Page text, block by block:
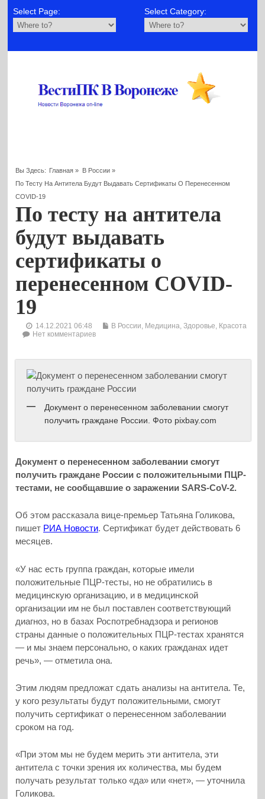
Select Page: Select Category:
Вы Здесь: Главная » В России»
По Тесту На Антитела Будут Выдавать Сертификаты О Перенесенном
COVID-19
По тесту на антитела
будут выдавать
сертификаты о
перенесенном COVID-
19
14.12.2021 06:48 В России Медицина, Здоровье, Красота
Нет комментариев
Документ о перенесенном заболевании смогут
получить граждане России. Фото pixbay.com
Документ о перенесенном заболевании смогут
получить граждане России с положительными ПЦР-
тестами, не сообщавшие о заражении SARS-CoV-2.
Об этом рассказала вице-премьер Татьяна Голикова,
пишет РИА Новости. Сертификат будет действовать 6
месяцев.
«У нас есть группа граждан, которые имели
положительные ПЦР-тесты, но не обратились в
медицинскую организацию, и в медицинской
организации им не был поставлен соответствующий
диагноз, но в базах Роспотребнадзора и регионов
страны данные о положительных ПЦР-тестах хранятся
— и мы знаем персонально, о каких гражданах идет
речь», — отметила она.
Этим людям предложат сдать анализы на антитела. Те,
у кого результаты будут положительными, смогут
получить сертификат о перенесенном заболевании
сроком на год.
«При этом мы не будем мерить эти антитела, эти
антитела с точки зрения их количества, мы будем
получать результат только «да» или «нет», — уточнила
Голикова.